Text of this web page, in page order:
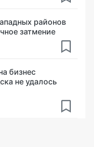
районов
затмение
бизнес
не удалось